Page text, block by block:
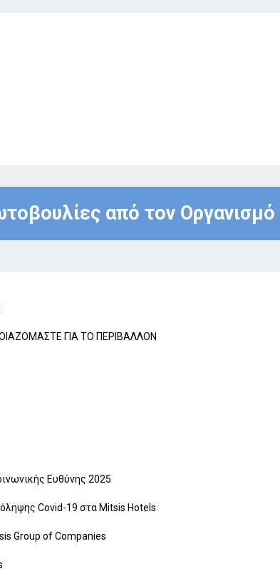
από τον Οργανισμό
ΓΙΑ ΤΟ ΠΕΡΙΒΑΛΛΟΝ
Ευθύνης 2025
Covid-19 στα Mitsis Hotels
Group of Companies